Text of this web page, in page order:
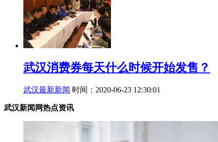
武汉消费券每天什么时候开始发售？
武汉最新新闻 时间：2020-06-23 12:30:01
武汉新闻网热点资讯